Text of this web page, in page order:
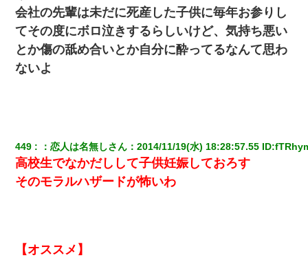
会社の先輩は未だに死産した子供に毎年お参りし
てその度にボロ泣きするらしいけど、気持ち悪い
とか傷の舐め合いとか自分に酔ってるなんて思わ
ないよ
449 ：恋人は名無しさん ：2014/11/19(水) 18:28:57.55 ID:
高校生でなかだしして子供妊娠しておろす
そのモラルハザードが怖いわ
【オススメ】